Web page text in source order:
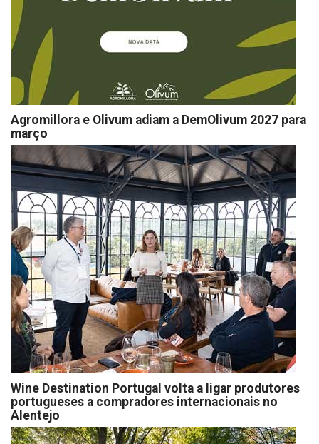
Agromillora e Olivum adiam a DemOlivum 2027 para
março
Wine Destination Portugal volta a ligar produtores
portugueses a compradores internacionais no
Alentejo